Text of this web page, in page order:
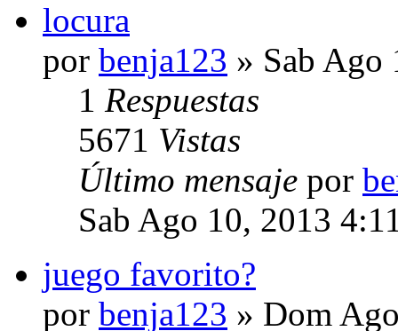
locura
por benja123 » Sab Ago
1 Respuestas
5671 Vistas
Último mensaje por
Sab Ago 10, 2013
juego favorito?
por benja123 » Dom